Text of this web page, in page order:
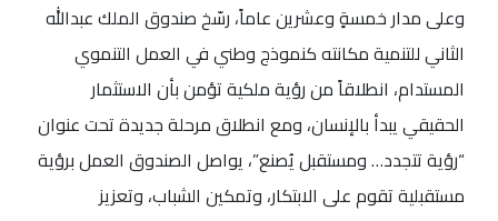
وعلى مدار خمسةٍ وعشرين عاماً، رسّخ صندوق الملك عبدالله
الثاني للتنمية مكانته كنموذج وطني في العمل التنموي
المستدام، انطلاقاً من رؤية ملكية تؤمن بأن الاستثمار
الحقيقي يبدأ بالإنسان، ومع انطلاق مرحلة جديدة تحت عنوان
“رؤية تتجدد… ومستقبل يُصنع”، يواصل الصندوق العمل برؤية
مستقبلية تقوم على الابتكار، وتمكين الشباب، وتعزيز